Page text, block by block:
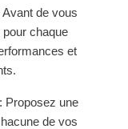
de vous
chaque
et
Proposez une
de vos